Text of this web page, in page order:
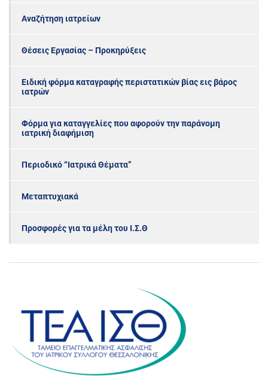
Αναζήτηση ιατρείων
Θέσεις Εργασίας – Προκηρύξεις
Ειδική φόρμα καταγραφής περιστατικών βίας εις βάρος
ιατρών
Φόρμα για καταγγελίες που αφορούν την παράνομη
ιατρική διαφήμιση
Περιοδικό “Ιατρικά Θέματα”
Μεταπτυχιακά
Προσφορές για τα μέλη του Ι.Σ.Θ